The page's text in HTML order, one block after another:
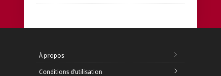
À propos
Conditions d’utilisation